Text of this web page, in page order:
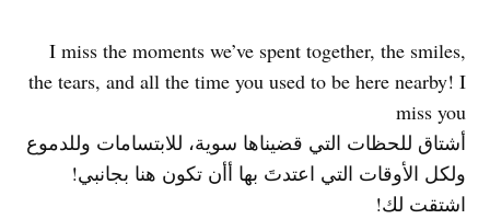
I miss the moments we’ve spent together, the smiles,
the tears, and all the time you used to be here nearby! I
miss you
أشتاق للحظات التي قضيناها سوية، للابتسامات وللدموع
ولكل الأوقات التي اعتدتَ بها أأن تكون هنا بجانبي!
اشتقت لك!